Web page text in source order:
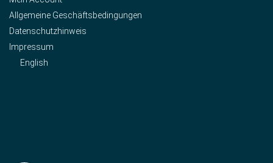
Allgemeine Geschäftsbedingungen
Datenschutzhinweis
Impressum
English